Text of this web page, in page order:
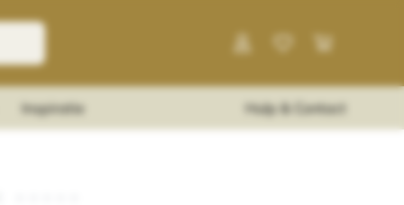
Inspiratie Hulp & Contact